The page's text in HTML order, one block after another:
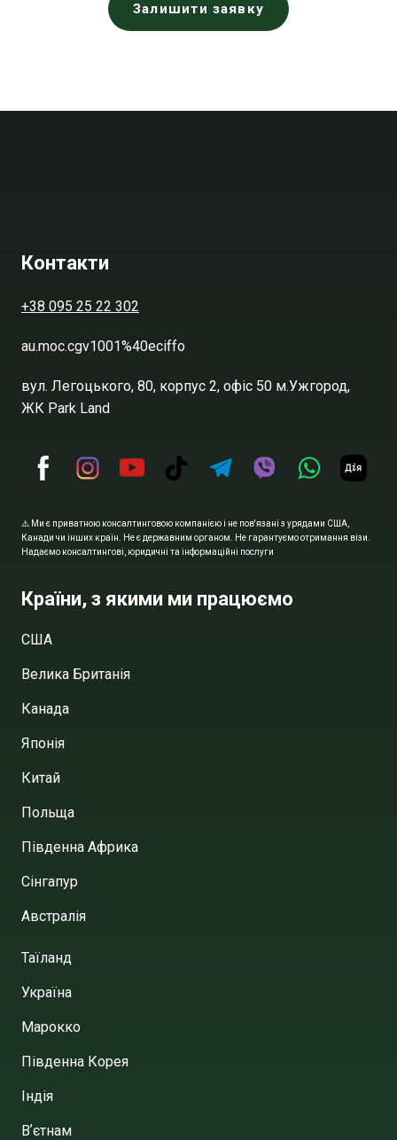
Залишити заявку
Контакти
+38 095 25 22 302
au.moc.cgv1001%40eciffo
вул. Легоцького, 80, корпус 2, офіс 50 м.Ужгород,
ЖК Park Land
⚠️ Ми є приватною консалтинговою компанією і не пов'язані з урядами США,
Канади чи інших країн. Не є державним органом. Не гарантуємо отримання візи.
Надаємо консалтингові, юридичні та інформаційні послуги
Країни, з якими ми працюємо
США
Велика Британія
Канада
Японія
Китай
Польща
Південна Африка
Сінгапур
Австралія
Таїланд
Україна
Марокко
Південна Корея
Індія
Вʼєтнам